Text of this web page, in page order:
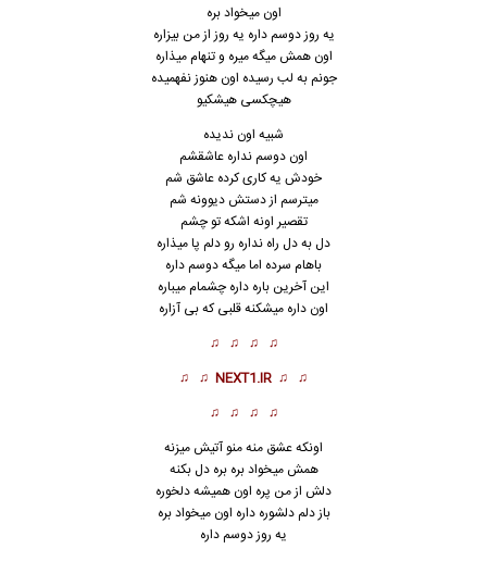
اون میخواد بره
یه روز دوسم داره یه روز از من بیزاره
اون همش میگه میره و تنهام میذاره
جونم به لب رسیده اون هنوز نفهمیده
هیچکسی هیشکیو
شبیه اون ندیده
اون دوسم نداره عاشقشم
خودش یه کاری کرده عاشق شم
میترسم از دستش دیوونه شم
تقصیر اونه اشکه تو چشم
دل به دل راه نداره رو دلم پا میذاره
باهام سرده اما میگه دوسم داره
این آخرین باره داره چشمام میباره
اون داره میشکنه قلبی که بی آزاره
♫ ♫ ♫ ♫
♫ ♫
NEXT1.IR
♫ ♫
♫ ♫ ♫ ♫
اونکه عشق منه منو آتیش میزنه
همش میخواد بره بره دل بکنه
دلش از من پره اون همیشه دلخوره
باز دلم دلشوره داره اون میخواد بره
یه روز دوسم داره